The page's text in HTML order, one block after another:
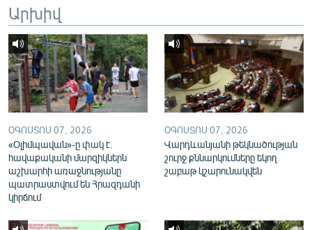
Հայերեն
English
Русский
ՀԵՏԵՎԵՔ ՄԵԶ
«Ազատության» բոլոր կայքերը
Արխիվ
ՕԳՈՍՏՈՍ 07, 2026
«Օլիմպավան»-ը փակ է.
հավաքականի մարզիկներն
աշխարհի առաջնությանը
պատրաստվում են Հրազդանի
կիրճում
ՕԳՈՍՏՈՍ 07, 2026
Վարդևանյանի թեկնածության
շուրջ քննարկումները եկող
շաբաթ կշարունակվեն